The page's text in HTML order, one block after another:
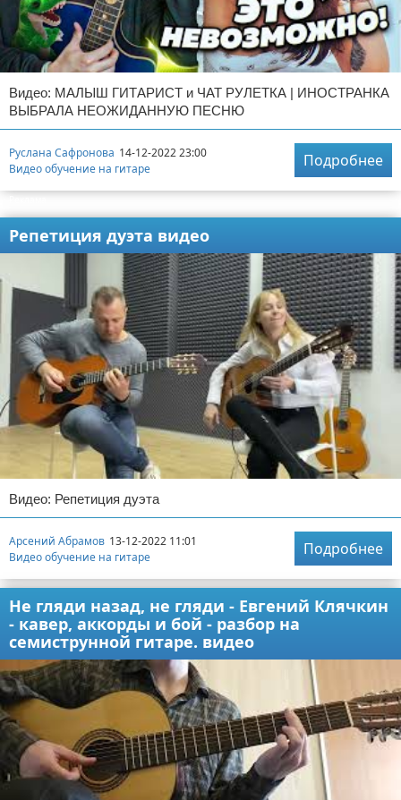
Видео: МАЛЫШ ГИТАРИСТ и ЧАТ РУЛЕТКА | ИНОСТРАНКА
ВЫБРАЛА НЕОЖИДАННУЮ ПЕСНЮ
Руслана Сафронова 14-12-2022 23:00
Видео обучение на гитаре
Подробнее
Репетиция дуэта видео
Видео: Репетиция дуэта
Арсений Абрамов 13-12-2022 11:01
Видео обучение на гитаре
Подробнее
Не гляди назад, не гляди - Евгений Клячкин
- кавер, аккорды и бой - разбор на
семиструнной гитаре. видео